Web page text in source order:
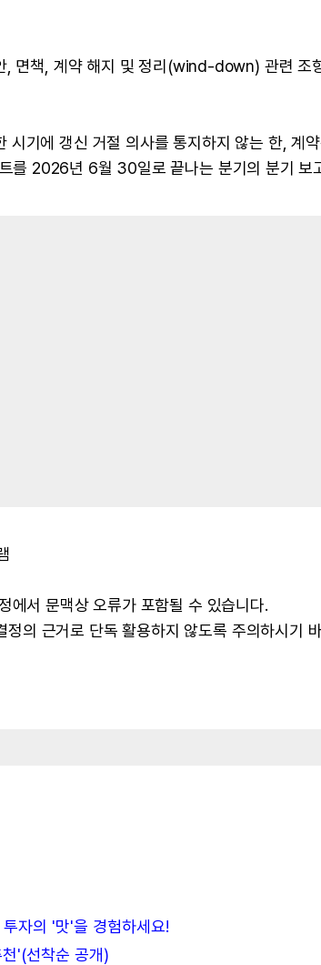
, 면책, 계약 해지 및 정리(wind-down) 관련 조
기에 갱신 거절 의사를 통지하지 않는 한, 계
를 2026년 6월 30일로 끝나는 분기의 분기 보
에서 문맥상 오류가 포함될 수 있습니다.
의 근거로 단독 활용하지 않도록 주의하시기
자의 '맛'을 경험하세요!
'(선착순 공개)